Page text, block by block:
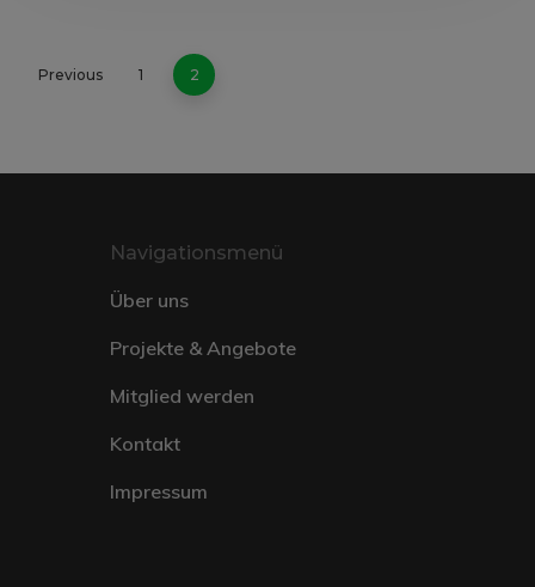
Previous 1 2
Navigationsmenü
Über uns
Projekte & Angebote
Mitglied werden
Kontakt
Impressum